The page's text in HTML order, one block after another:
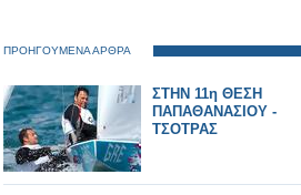
ΠΡΟΗΓΟΥΜΕΝΑ ΑΡΘΡΑ
ΣΤΗΝ 11η ΘΕΣΗ
ΠΑΠΑΘΑΝΑΣΙΟΥ -
ΤΣΟΤΡΑΣ